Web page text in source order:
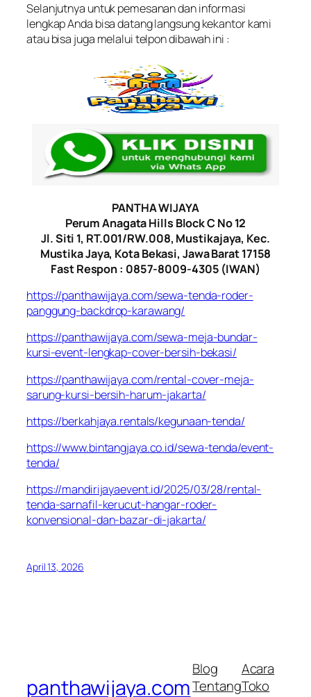
Selanjutnya untuk pemesanan dan informasi
lengkap Anda bisa datang langsung kekantor kami
atau bisa juga melalui telpon dibawah ini :
PANTHA WIJAYA
Perum Anagata Hills Block C No 12
Jl. Siti 1, RT.001/RW.008, Mustikajaya, Kec.
Mustika Jaya, Kota Bekasi, Jawa Barat 17158
Fast Respon : 0857-8009-4305 (IWAN)
https://panthawijaya.com/sewa-tenda-roder-
panggung-backdrop-karawang/
https://panthawijaya.com/sewa-meja-bundar-
kursi-event-lengkap-cover-bersih-bekasi/
https://panthawijaya.com/rental-cover-meja-
sarung-kursi-bersih-harum-jakarta/
https://berkahjaya.rentals/kegunaan-tenda/
https://www.bintangjaya.co.id/sewa-tenda/event-
tenda/
https://mandirijayaevent.id/2025/03/28/rental-
tenda-sarnafil-kerucut-hangar-roder-
konvensional-dan-bazar-di-jakarta/
April 13, 2026
panthawijaya.com
Blog
Tentang
Acara
Toko